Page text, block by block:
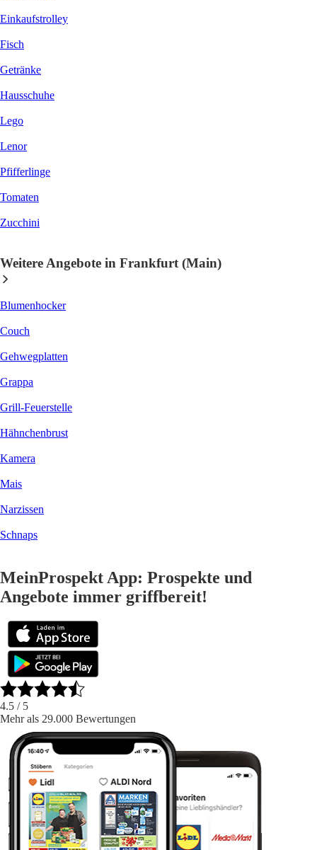
Einkaufstrolley
Fisch
Getränke
Hausschuhe
Lego
Lenor
Pfifferlinge
Tomaten
Zucchini
Weitere Angebote in Frankfurt (Main)
Blumenhocker
Couch
Gehwegplatten
Grappa
Grill-Feuerstelle
Hähnchenbrust
Kamera
Mais
Narzissen
Schnaps
MeinProspekt App: Prospekte und
Angebote immer griffbereit!
4.5 / 5
Mehr als 29.000 Bewertungen